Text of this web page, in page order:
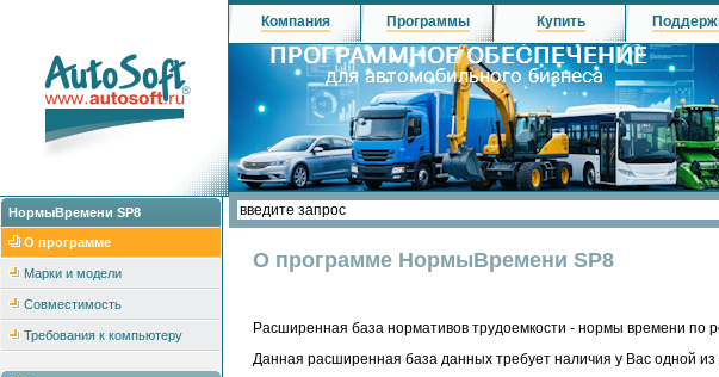
НормыВремени SP8
О программе
Марки и модели
Совместимость
Требования к компьютеру
Компания Программы Купить
О программе НормыВремени SP8
Расширенная база нормативов трудоемкости - нормы времени по
Данная расширенная база данных требует наличия у Вас одной